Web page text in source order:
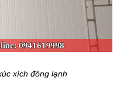
xích đông lạnh